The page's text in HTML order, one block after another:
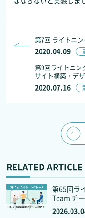
2020.04.09
第7回 ライトニ
2020.07.16
第9回ライトニン
サイト構築・デ
RELATED ARTICLE
第65回ラ
Team チ